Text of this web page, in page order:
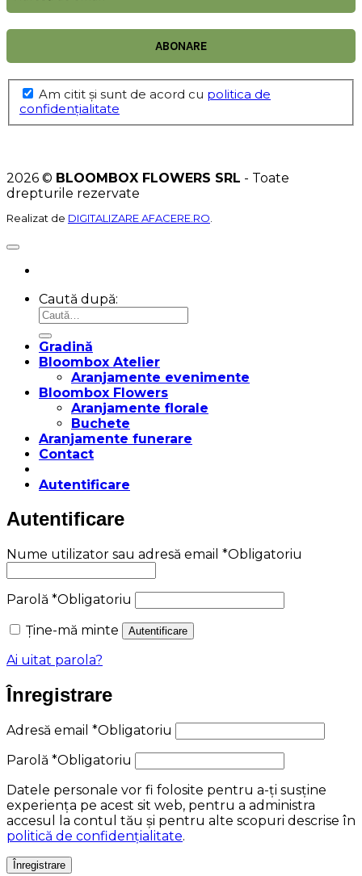
Am citit şi sunt de acord cu politica de
confidențialitate
2026 © BLOOMBOX FLOWERS SRL - Toate
drepturile rezervate
Realizat de DIGITALIZARE AFACERE.RO
Caută după:
Gradină
Bloombox Atelier
Aranjamente evenimente
Bloombox Flowers
Aranjamente florale
Buchete
Aranjamente funerare
Contact
Autentificare
Autentificare
Nume utilizator sau adresă email *Obligatoriu
Parolă *Obligatoriu
Ține-mă minte
Autentificare
Ai uitat parola?
Înregistrare
Adresă email *Obligatoriu
Parolă *Obligatoriu
Datele personale vor fi folosite pentru a-ți susține
experiența pe acest sit web, pentru a administra
accesul la contul tău și pentru alte scopuri descrise în
politică de confidențialitate.
Înregistrare